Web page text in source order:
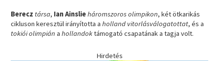
Berecz társa, Ian Ainslieháromszoros olimpikon, két ötkarikás
cikluson keresztül irányította aholland vitorlásválogatottat, és a
tokiói olimpián ahollandoktámogató csapatának a tagja volt.
Hirdetés